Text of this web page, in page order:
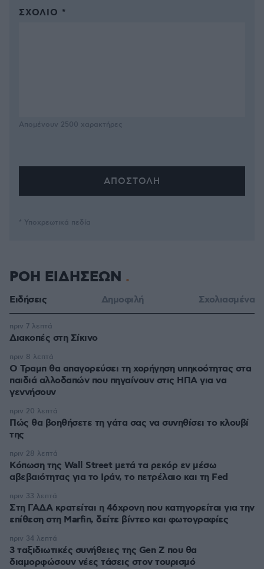
ΣΧΌΛΙΟ *
Απομένουν 2500 χαρακτήρες
* Υποχρεωτικά πεδία
ΡΟΗ ΕΙΔΗΣΕΩΝ
Ειδήσεις Δημοφιλή Σχολιασμένα
Διακοπές στη Σίκινο
πριν 7 λεπτά
Ο Τραμπ θα απαγορεύσει τη χορήγηση υπηκοότητας στα
παιδιά αλλοδαπών που πηγαίνουν στις ΗΠΑ για να
γεννήσουν
πριν 8 λεπτά
Πώς θα βοηθήσετε τη γάτα σας να συνηθίσει το κλουβί
της
πριν 20 λεπτά
Κόπωση της Wall Street μετά τα ρεκόρ εν μέσω
αβεβαιότητας για το Ιράν, το πετρέλαιο και τη Fed
πριν 28 λεπτά
Στη ΓΑΔΑ κρατείται η 46χρονη που κατηγορείται για την
επίθεση στη Marfin, δείτε βίντεο και φωτογραφίες
πριν 33 λεπτά
3 ταξιδιωτικές συνήθειες της Gen Z που θα
διαμορφώσουν νέες τάσεις στον τουρισμό
πριν 34 λεπτά